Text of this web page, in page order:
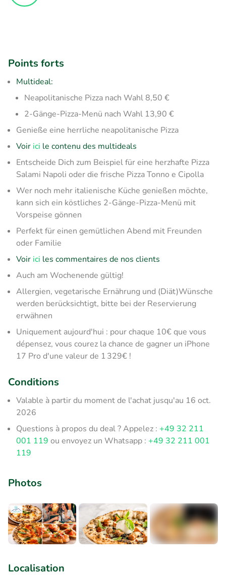
Points forts
Multideal:
Neapolitanische Pizza nach Wahl 8,50 €
2-Gänge-Pizza-Menü nach Wahl 13,90 €
Genieße eine herrliche neapolitanische Pizza
Voir ici le contenu des multideals
​Entscheide Dich zum Beispiel für eine herzhafte Pizza
Salami Napoli oder die frische Pizza Tonno e Cipolla
Wer noch mehr italienische Küche genießen möchte,
kann sich ein köstliches 2-Gänge-Pizza-Menü mit
Vorspeise gönnen
Perfekt für einen gemütlichen Abend mit Freunden
oder Familie
Voir ici les commentaires de nos clients
Auch am Wochenende gültig!
Allergien, vegetarische Ernährung und (Diät)Wünsche
werden berücksichtigt, bitte bei der Reservierung
erwähnen
Uniquement aujourd'hui : pour chaque 10€ que vous
dépensez, vous courez la chance de gagner un iPhone
17 Pro d'une valeur de 1 329€ !
Conditions
Valable à partir du moment de l'achat jusqu'au 16 oct.
2026
Questions à propos du deal ? Appelez : +49 32 211
001 119 ou envoyez un Whatsapp : +49 32 211 001
119
Photos
Localisation